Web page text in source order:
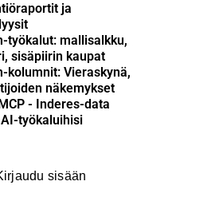
ja
työkalut: mallisalkku,
sisäpiirin kaupat
kolumnit: Vieraskynä,
näkemykset
- Inderes-data
työkaluihisi
sisään